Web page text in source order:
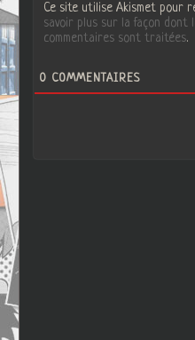
Ce site utilise Akismet pour
savoir plus sur la façon dont
commentaires sont traitées.
0 COMMENTAIRES